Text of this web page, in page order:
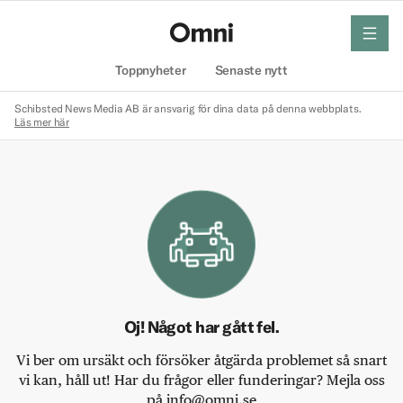
Toppnyheter Senaste nytt
meny
Schibsted News Media AB är ansvarig för dina data på denna webbplats.
Läs mer här
Oj! Något har gått fel.
Vi ber om ursäkt och försöker åtgärda problemet så snart
vi kan, håll ut! Har du frågor eller funderingar? Mejla oss